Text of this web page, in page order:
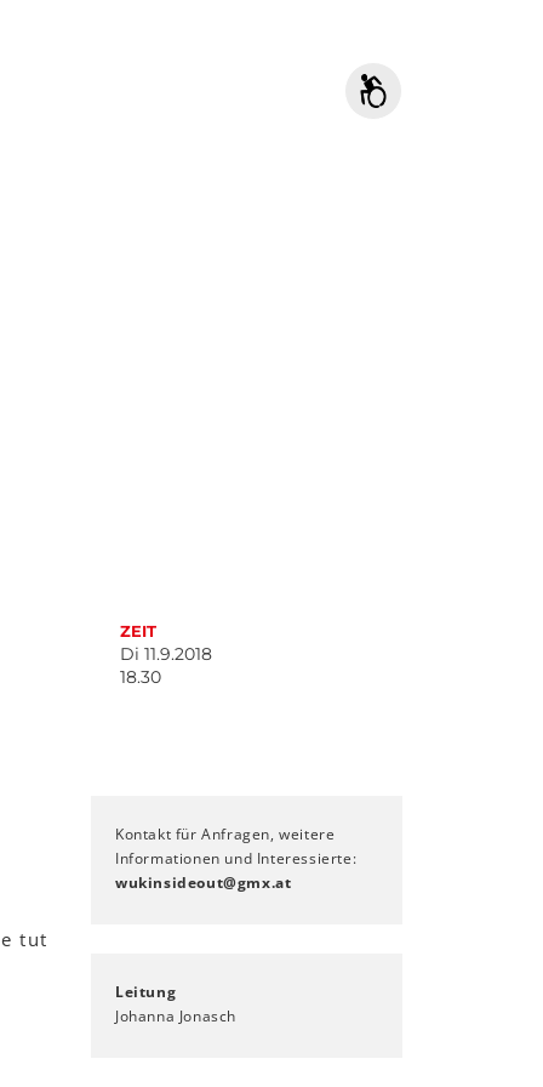
ZEIT
Di 11.9.2018
18.30
tut
Kontakt für Anfragen, weitere
Informationen und Interessierte:
wukinsideout@gmx.at
Leitung
Johanna Jonasch